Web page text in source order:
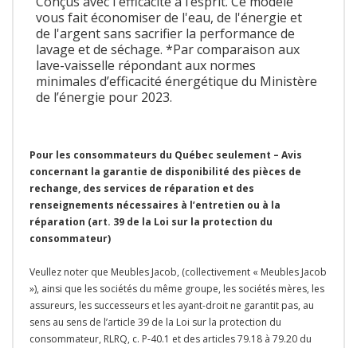
vous fait économiser de l'eau, de l'énergie et
de l'argent sans sacrifier la performance de
lavage et de séchage. *Par comparaison aux
lave-vaisselle répondant aux normes
minimales d’efficacité énergétique du Ministère
de l’énergie pour 2023.
Pour les consommateurs du Québec seulement – Avis
concernant la garantie de disponibilité des pièces de
rechange, des services de réparation et des
renseignements nécessaires à l’entretien ou à la
réparation (art. 39 de la Loi sur la protection du
consommateur)
Veullez noter que Meubles Jacob, (collectivement « Meubles Jacob
»), ainsi que les sociétés du même groupe, les sociétés mères, les
assureurs, les successeurs et les ayant-droit ne garantit pas, au
sens au sens de l’article 39 de la Loi sur la protection du
consommateur, RLRQ, c. P-40.1 et des articles 79.18 à 79.20 du